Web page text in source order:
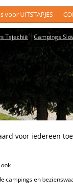
voor UITSTAPJES
Tsjechië Campings
iedereen
en